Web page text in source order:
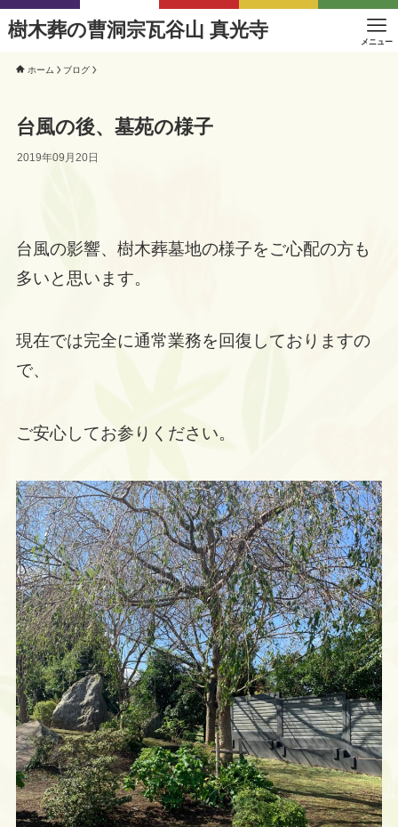
樹木葬の曹洞宗瓦谷山 真光寺
メニュー
ホーム ブログ
台風の後、墓苑の様子
2019年09月20日
台風の影響、樹木葬墓地の様子をご心配の方も
多いと思います。
現在では完全に通常業務を回復しておりますの
で、
ご安心してお参りください。